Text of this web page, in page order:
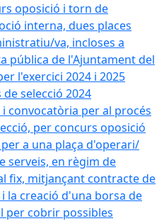
oposició i torn de
interna, dues places
va, incloses a
pública de l'Ajuntament del
l'exercici 2024 i 2025
de selecció 2024
i convocatòria per al procés
per concurs oposició
a una plaça d'operari/
serveis, en règim de
fix, mitjançant contracte de
la creació d'una borsa de
per cobrir possibles